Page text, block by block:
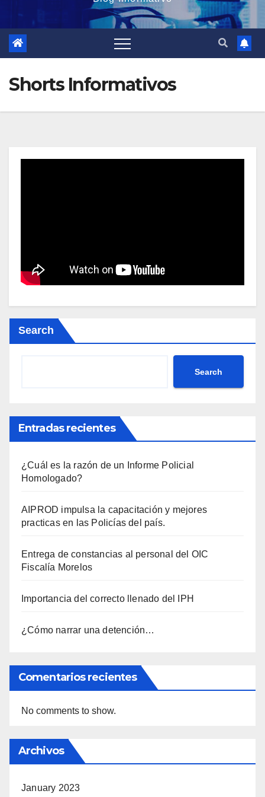
Shorts Informativos
Search
Search
Entradas recientes
¿Cuál es la razón de un Informe Policial
Homologado?
AIPROD impulsa la capacitación y mejores
practicas en las Policías del país.
Entrega de constancias al personal del OIC
Fiscalía Morelos
Importancia del correcto llenado del IPH
¿Cómo narrar una detención…
Comentarios recientes
No comments to show.
Archivos
January 2023